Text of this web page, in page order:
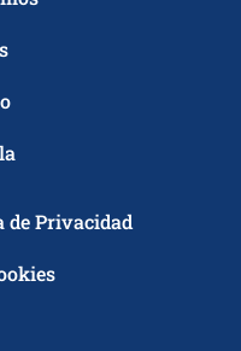
de Privacidad